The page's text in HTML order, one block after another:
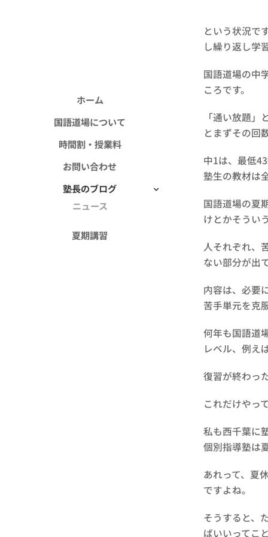
ホーム
国語道場について
時間割・授業料
お問い合わせ
塾長のブログ
ニュース
夏期講習
という状況で
し繰り返し学
国語道場の中
ころです。
「通い放題
とまずその回
中1は、最低
塾生の教材は
国語道場の夏
けとかそうい
人それぞれ、
ない部分が出
内容は、必要
苦手単元を克
何年も国語道
レベル、例え
復習が終わっ
これだけやっ
私も西千葉に
個別指導塾は
あれって、夏
ですよね。
そうすると、
ばいいってこ